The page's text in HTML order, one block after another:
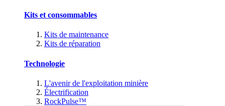
Kits et consommables
Kits de maintenance
Kits de réparation
Technologie
L'avenir de l'exploitation minière
Électrification
RockPulse™